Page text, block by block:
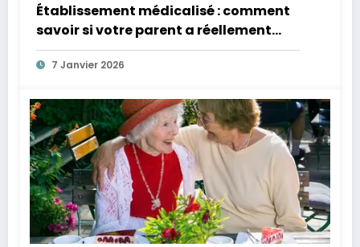
Établissement médicalisé : comment
savoir si votre parent a réellement
besoin d’un niveau de soins renforcé ?
7 Janvier 2026